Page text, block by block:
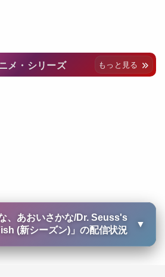
メ・シリーズ もっと見る
、あおいさかな/Dr. Seuss's
(新シーズン)」の配信状況
▼